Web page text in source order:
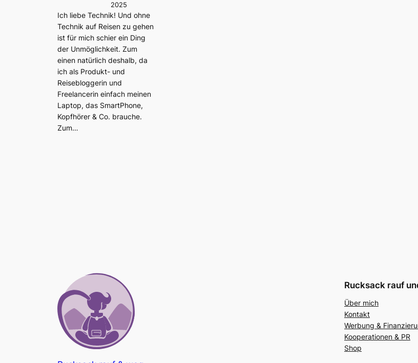
2025
Ich liebe Technik! Und ohne
Technik auf Reisen zu gehen
ist für mich schier ein Ding
der Unmöglichkeit. Zum
einen natürlich deshalb, da
ich als Produkt- und
Reisebloggerin und
Freelancerin einfach meinen
Laptop, das SmartPhone,
Kopfhörer & Co. brauche.
Zum…
Rucksack rauf
Über mich
Kontakt
Werbung &
Kooperationen & PR
Shop